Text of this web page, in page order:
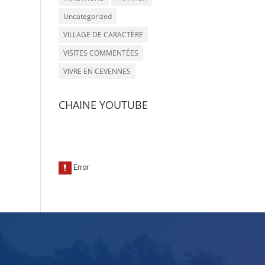
Uncategorized
VILLAGE DE CARACTÈRE
VISITES COMMENTÉES
VIVRE EN CEVENNES
CHAINE YOUTUBE